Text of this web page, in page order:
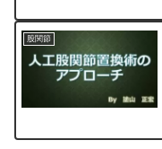
股関節